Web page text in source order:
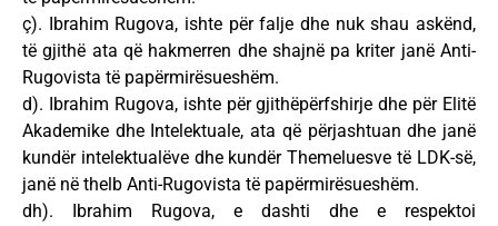
ç). Ibrahim Rugova, ishte për falje dhe nuk shau askënd,
të gjithë ata që hakmerren dhe shajnë pa kriter janë Anti-
Rugovista të papërmirësueshëm.
d). Ibrahim Rugova, ishte për gjithëpërfshirje dhe për Elitë
Akademike dhe Intelektuale, ata që përjashtuan dhe janë
kundër intelektualëve dhe kundër Themeluesve të LDK-së,
janë në thelb Anti-Rugovista të papërmirësueshëm.
dh). Ibrahim Rugova, e dashti dhe e respektoi